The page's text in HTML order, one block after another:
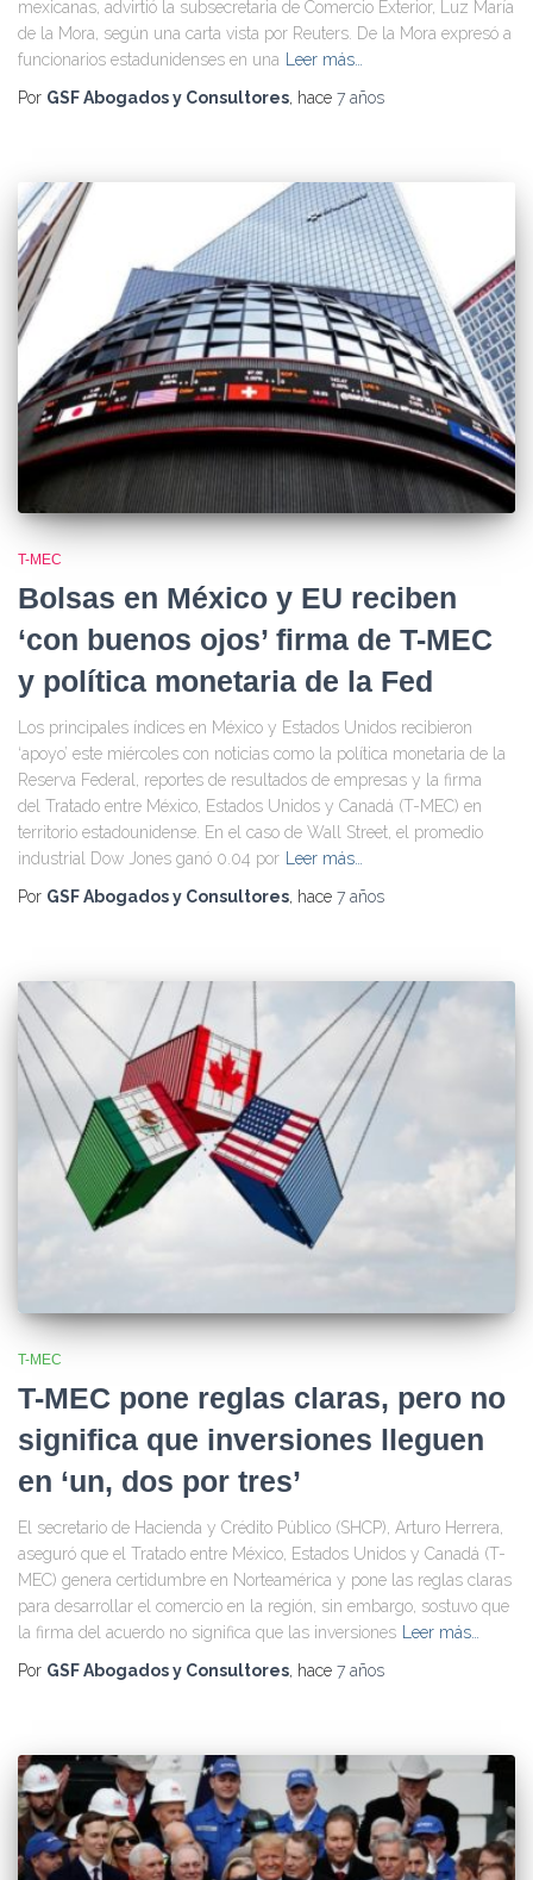
mexicanas, advirtió la subsecretaria de Comercio Exterior, Luz María
de la Mora, según una carta vista por Reuters. De la Mora expresó a
funcionarios estadunidenses en una
Leer más…
Por GSF Abogados y Consultores, hace 7 años
T-MEC
Bolsas en México y EU reciben
‘con buenos ojos’ firma de T-MEC
y política monetaria de la Fed
Los principales índices en México y Estados Unidos recibieron
‘apoyo’ este miércoles con noticias como la política monetaria de la
Reserva Federal, reportes de resultados de empresas y la firma
del Tratado entre México, Estados Unidos y Canadá (T-MEC) en
territorio estadounidense. En el caso de Wall Street, el promedio
industrial Dow Jones ganó 0.04 por Leer más…
Por GSF Abogados y Consultores, hace 7 años
T-MEC
T-MEC pone reglas claras, pero no
significa que inversiones lleguen
en ‘un, dos por tres’
El secretario de Hacienda y Crédito Público (SHCP), Arturo Herrera,
aseguró que el Tratado entre México, Estados Unidos y Canadá (T-
MEC) genera certidumbre en Norteamérica y pone las reglas claras
para desarrollar el comercio en la región, sin embargo, sostuvo que
la firma del acuerdo no significa que las inversiones
Leer más…
Por GSF Abogados y Consultores, hace 7 años